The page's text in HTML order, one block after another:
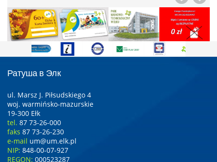
Ратуша в Элк
ul. Marsz J. Piłsudskiego 4
woj. warmińsko-mazurskie
19-300 Ełk
tel. 87 73-26-000
faks 87 73-26-230
e-mail um@um.elk.pl
NIP: 848-00-07-927
REGON: 000523287